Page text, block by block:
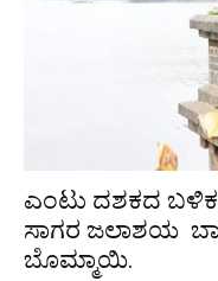
ಎಂಟು ದಶಕದ
ಸಾಗರ ಜಲಾಶಯ
ಬೊಮ್ಮಾಯಿ.